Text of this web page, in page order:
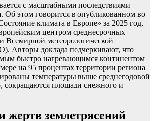
с масштабными последствиями
Об этом говорится в опубликованном во
климата в Европе» за 2025 год,
центром среднесрочных
Всемирной метеорологической
Авторы доклада подчеркивают, что
быстро нагревающимся континентом
на 95 процентах территории региона
температуры выше среднегодовой
сокращаются площади снежного и
жертв землетрясений